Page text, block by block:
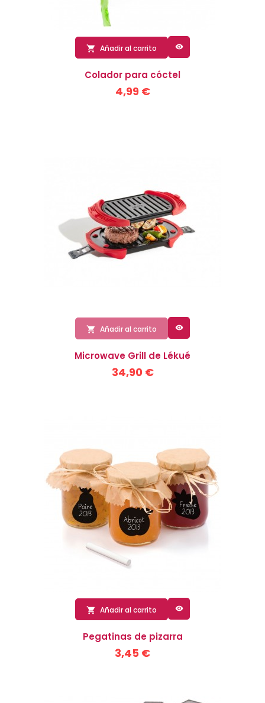
 Añadir al carrito 
Colador para cóctel
4,99 €
 Añadir al carrito 
Microwave Grill de Lékué
34,90 €
 Añadir al carrito 
Pegatinas de pizarra
3,45 €